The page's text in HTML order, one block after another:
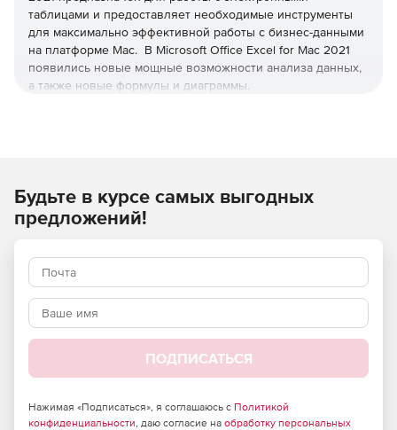
таблицами и предоставляет необходимые инструменты
для максимально эффективной работы с бизнес-данными
на платформе Mac. В Microsoft Office Excel for Mac 2021
появились новые мощные возможности анализа данных,
а также новые формулы и диаграммы.
Новые функции Excel (CONCAT, TEXTJOIN, IFS,
отображения категорий по географическим регионам.
Будьте в курсе самых выгодных
предложений!
ПОДПИСАТЬСЯ
Нажимая «Подписаться», я соглашаюсь с Политикой
конфиденциальности, даю согласие на обработку персональных